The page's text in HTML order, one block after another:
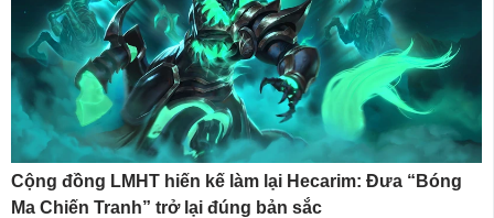
Cộng đồng LMHT hiến kế làm lại Hecarim: Đưa “Bóng
Ma Chiến Tranh” trở lại đúng bản sắc